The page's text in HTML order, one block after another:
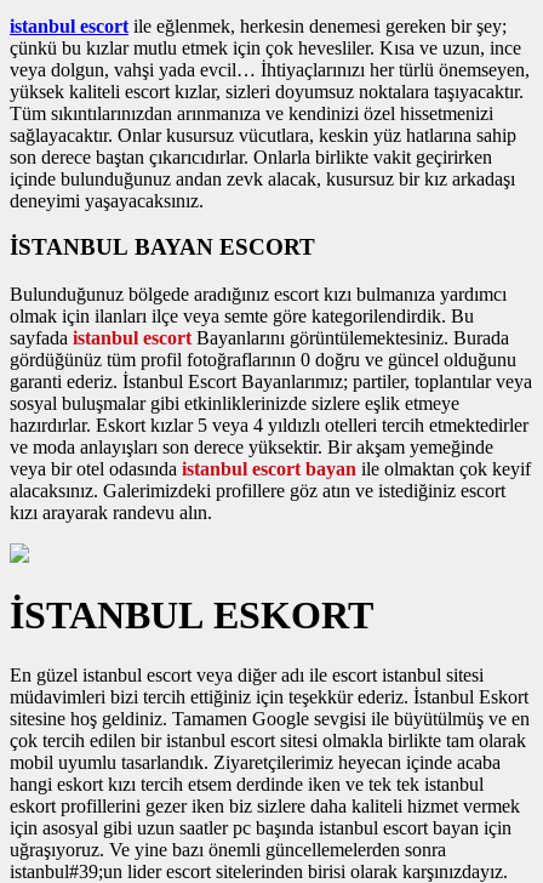
istanbul escort ile eğlenmek, herkesin denemesi gereken bir şey;
çünkü bu kızlar mutlu etmek için çok hevesliler. Kısa ve uzun, ince
veya dolgun, vahşi yada evcil… İhtiyaçlarınızı her türlü önemseyen,
yüksek kaliteli escort kızlar, sizleri doyumsuz noktalara taşıyacaktır.
Tüm sıkıntılarınızdan arınmanıza ve kendinizi özel hissetmenizi
sağlayacaktır. Onlar kusursuz vücutlara, keskin yüz hatlarına sahip
son derece baştan çıkarıcıdırlar. Onlarla birlikte vakit geçirirken
içinde bulunduğunuz andan zevk alacak, kusursuz bir kız arkadaşı
deneyimi yaşayacaksınız.
İSTANBUL BAYAN ESCORT
Bulunduğunuz bölgede aradığınız escort kızı bulmanıza yardımcı
olmak için ilanları ilçe veya semte göre kategorilendirdik. Bu
sayfada istanbul escort Bayanlarını görüntülemektesiniz. Burada
gördüğünüz tüm profil fotoğraflarının 0 doğru ve güncel olduğunu
garanti ederiz. İstanbul Escort Bayanlarımız; partiler, toplantılar veya
sosyal buluşmalar gibi etkinliklerinizde sizlere eşlik etmeye
hazırdırlar. Eskort kızlar 5 veya 4 yıldızlı otelleri tercih etmektedirler
ve moda anlayışları son derece yüksektir. Bir akşam yemeğinde
veya bir otel odasında istanbul escort bayan ile olmaktan çok keyif
alacaksınız. Galerimizdeki profillere göz atın ve istediğiniz escort
kızı arayarak randevu alın.
İSTANBUL ESKORT
En güzel istanbul escort veya diğer adı ile escort istanbul sitesi
müdavimleri bizi tercih ettiğiniz için teşekkür ederiz. İstanbul Eskort
sitesine hoş geldiniz. Tamamen Google sevgisi ile büyütülmüş ve en
çok tercih edilen bir istanbul escort sitesi olmakla birlikte tam olarak
mobil uyumlu tasarlandık. Ziyaretçilerimiz heyecan içinde acaba
hangi eskort kızı tercih etsem derdinde iken ve tek tek istanbul
eskort profillerini gezer iken biz sizlere daha kaliteli hizmet vermek
için asosyal gibi uzun saatler pc başında istanbul escort bayan için
uğraşıyoruz. Ve yine bazı önemli güncellemelerden sonra
istanbul#39;un lider escort sitelerinden birisi olarak karşınızdayız.